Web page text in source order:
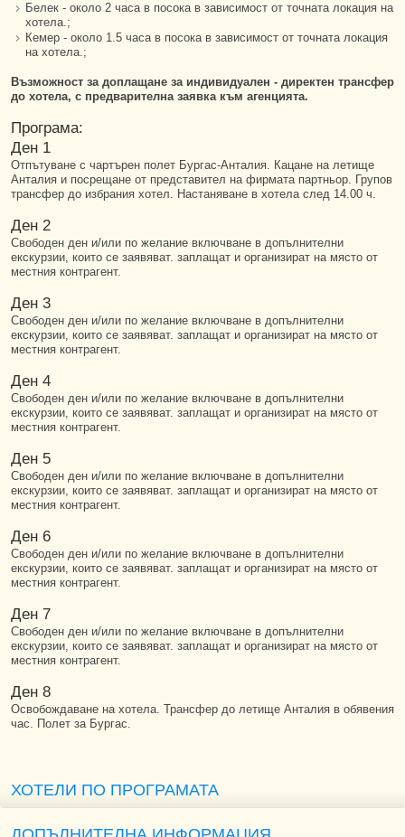
Белек - около 2 часа в посока в зависимост от точната локация на
хотела.;
Кемер - около 1.5 часа в посока в зависимост от точната локация
на хотела.;
Възможност за доплащане за индивидуален - директен трансфер
до хотела, с предварителна заявка към агенцията.
Програма:
Ден 1
Отпътуване с чартърен полет Бургас-Анталия. Кацане на летище
Анталия и посрещане от представител на фирмата партньор. Групов
трансфер до избрания хотел. Настаняване в хотела след 14.00 ч.
Ден 2
Свободен ден и/или по желание включване в допълнителни
екскурзии, които се заявяват. заплащат и организират на място от
местния контрагент.
Ден 3
Свободен ден и/или по желание включване в допълнителни
екскурзии, които се заявяват. заплащат и организират на място от
местния контрагент.
Ден 4
Свободен ден и/или по желание включване в допълнителни
екскурзии, които се заявяват. заплащат и организират на място от
местния контрагент.
Ден 5
Свободен ден и/или по желание включване в допълнителни
екскурзии, които се заявяват. заплащат и организират на място от
местния контрагент.
Ден 6
Свободен ден и/или по желание включване в допълнителни
екскурзии, които се заявяват. заплащат и организират на място от
местния контрагент.
Ден 7
Свободен ден и/или по желание включване в допълнителни
екскурзии, които се заявяват. заплащат и организират на място от
местния контрагент.
Ден 8
Освобождаване на хотела. Трансфер до летище Анталия в обявения
час. Полет за Бургас.
ХОТЕЛИ ПО ПРОГРАМАТА